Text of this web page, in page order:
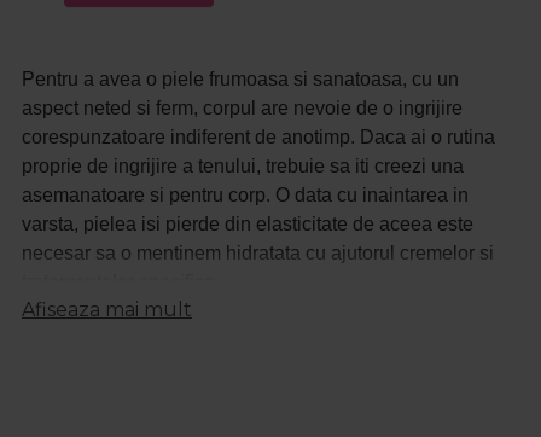
Pentru a avea o piele frumoasa si sanatoasa, cu un
aspect neted si ferm, corpul are nevoie de o ingrijire
corespunzatoare indiferent de anotimp. Daca ai o rutina
proprie de ingrijire a tenului, trebuie sa iti creezi una
asemanatoare si pentru corp. O data cu inaintarea in
varsta, pielea isi pierde din elasticitate de aceea este
necesar sa o mentinem hidratata cu ajutorul cremelor si
Afiseaza mai mult